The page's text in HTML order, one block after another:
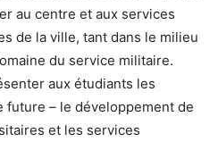
au centre et aux services
de la ville, tant dans le milieu
du service militaire.
aux étudiants les
future – le développement de
et les services